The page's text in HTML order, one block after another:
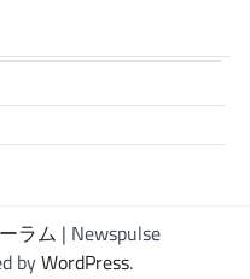
ラム | Newspulse
byWordPress.